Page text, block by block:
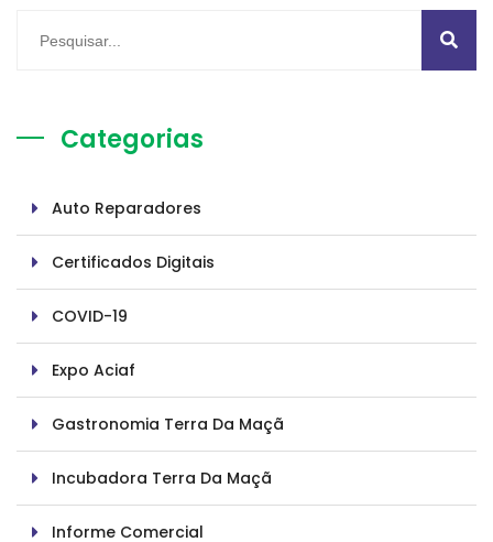
Categorias
Auto Reparadores
Certificados Digitais
COVID-19
Expo Aciaf
Gastronomia Terra Da Maçã
Incubadora Terra Da Maçã
Informe Comercial